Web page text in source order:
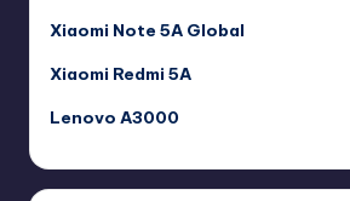
Xiaomi Note 5A Global
Xiaomi Redmi 5A
Lenovo A3000